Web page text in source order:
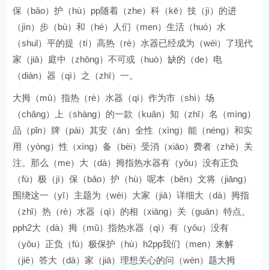
保（bǎo）护（hù）pp随着（zhe）科（kē）技（jì）的进
（jìn）步（bù）和（hé）人们（men）生活（huó）水
（shuǐ）平的提（tí）高热（rè）水器已经成为（wèi）了现代
家（jiā）庭中（zhōng）不可或（huò）缺的（de）电
（diàn）器（qì）之（zhī）一。
大拇（mǔ）指热（rè）水器（qì）作为市（shì）场
（chǎng）上（shàng）的一款（kuǎn）知（zhī）名（míng）
品（pǐn）牌（pái）其安（ān）全性（xìng）能（néng）和实
用（yòng）性（xìng）备（bèi）受消（xiāo）费者（zhě）关
注。那么（me）大（dà）拇指热水器有（yǒu）没有正负
（fù）极（jí）保（bǎo）护（hù）呢本（běn）文将（jiāng）
围绕这一（yī）主题为（wèi）大家（jiā）详细大（dà）拇指
（zhǐ）热（rè）水器（qì）的相（xiāng）关（guān）特点。
pph2大（dà）拇（mǔ）指热水器（qì）有（yǒu）没有
（yǒu）正负（fù）极保护（hù）h2pp我们（men）来解
（jiě）答大（dà）家（jiā）理想关心的问（wèn）题大拇